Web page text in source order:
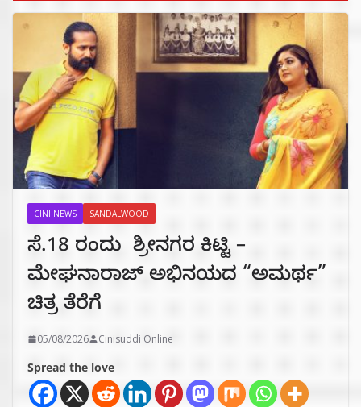
CINI NEWS SANDALWOOD
ಸೆ.18 ರಂದು ಶ್ರೀನಗರ ಕಿಟ್ಟಿ –
ಮೇಘನಾರಾಜ್ ಅಭಿನಯದ “ಅಮರ್ಥ”
ಚಿತ್ರ ತೆರೆಗೆ
05/08/2026 Cinisuddi Online
Spread the love